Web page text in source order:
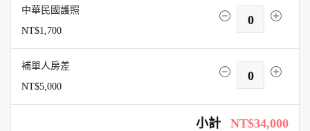
中華民國護照
NT$1,700
0
補單人房差
NT$5,000
0
小計 NT$34,000